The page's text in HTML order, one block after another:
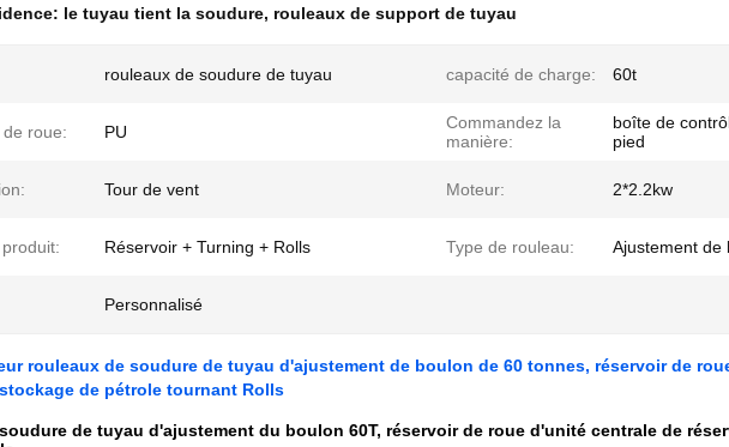
le tuyau tient la soudure, rouleaux de support de tuyau
rouleaux de soudure de tuyau capacité de charge: 60t
roue: PU
Commandez la
manière:
boîte de
pied
Tour de vent Moteur: 2*2.2kw
Réservoir + Turning + Rolls Type de rouleau: Ajustement de
Personnalisé
rouleaux de soudure de tuyau d'ajustement de boulon de 60 tonnes, réservoir de
de pétrole tournant Rolls
de tuyau d'ajustement du boulon 60T, réservoir de roue d'unité centrale de